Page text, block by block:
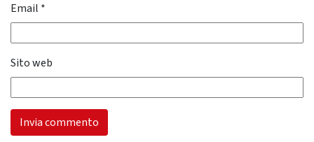
Email *
Sito web